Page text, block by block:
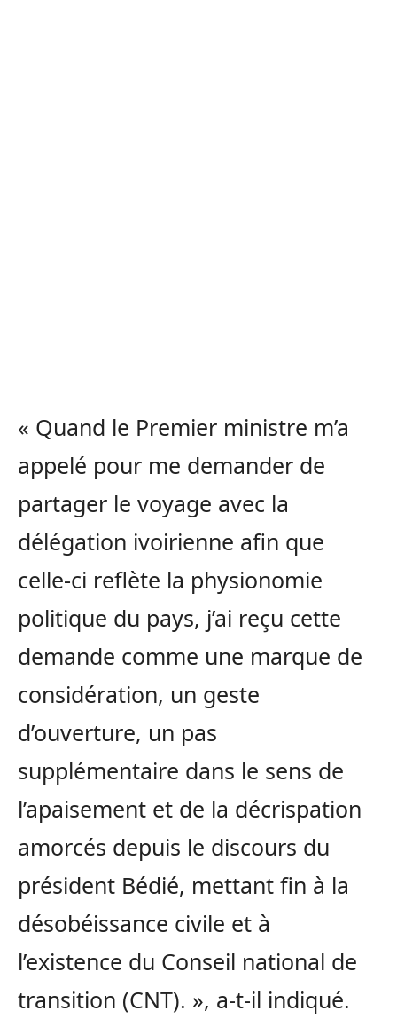
« Quand le Premier ministre m’a
appelé pour me demander de
partager le voyage avec la
délégation ivoirienne afin que
celle-ci reflète la physionomie
politique du pays, j’ai reçu cette
demande comme une marque de
considération, un geste
d’ouverture, un pas
supplémentaire dans le sens de
l’apaisement et de la décrispation
amorcés depuis le discours du
président Bédié, mettant fin à la
désobéissance civile et à
l’existence du Conseil national de
transition (CNT). », a-t-il indiqué.